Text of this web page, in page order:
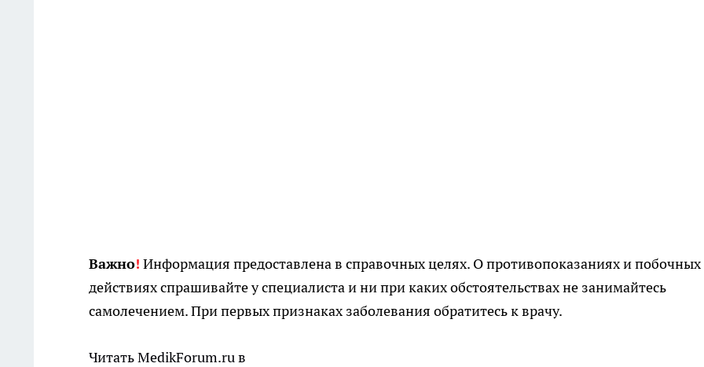
Важно! Информация предоставлена в справочных целях. О противопоказаниях и побочных
действиях спрашивайте у специалиста и ни при каких обстоятельствах не занимайтесь
самолечением. При первых признаках заболевания обратитесь к врачу.
Читать MedikForum.ru в